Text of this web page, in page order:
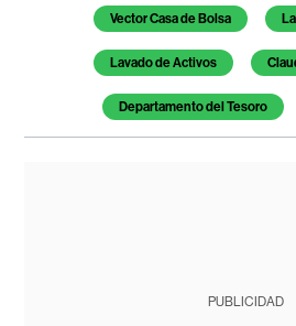
Vector Casa de Bolsa
Lavado de Activos
Departamento del Tesoro
PUBLICIDAD